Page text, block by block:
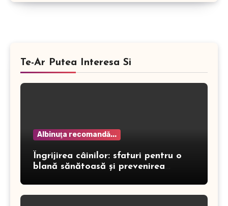
Te-Ar Putea Interesa Si
Albinuţa recomandă...
Îngrijirea câinilor: sfaturi pentru o
blană sănătoasă și prevenirea